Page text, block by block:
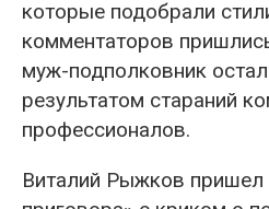
которые подобрали
комментаторов
муж-подполковник
результатом стараний
профессионалов.
Виталий Рыжков